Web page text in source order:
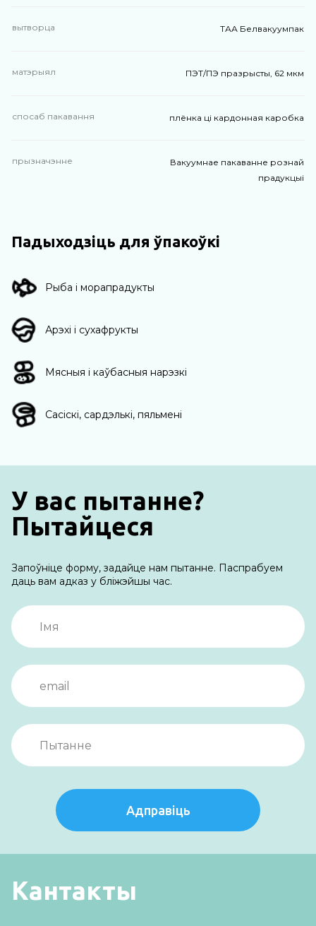
вытворца ТАА Белвакуумпак
матэрыял ПЭТ/ПЭ празрысты, 62 мкм
спосаб пакавання плёнка ці кардонная каробка
прызначэнне
Вакуумнае пакаванне рознай
прадукцыі
Падыходзіць для ўпакоўкі
Рыба і морапрадукты
Арэхі і сухафрукты
Мясныя і каўбасныя нарэзкі
Сасіскі, сардэлькі, пяльмені
У вас пытанне?
Пытайцеся
Запоўніце форму, задайце нам пытанне. Паспрабуем
даць вам адказ у бліжэйшы час.
Адправіць
Кантакты